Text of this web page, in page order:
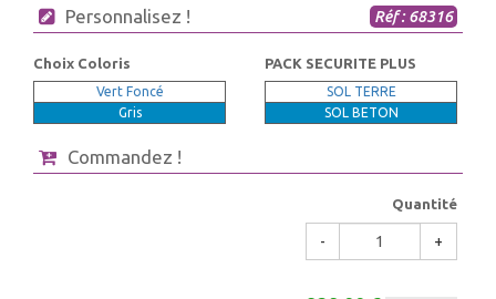
Personnalisez ! Réf : 68316
Choix Coloris
Vert Foncé
Gris
PACK SECURITE PLUS
SOL TERRE
SOL BETON
Commandez !
Quantité
- +